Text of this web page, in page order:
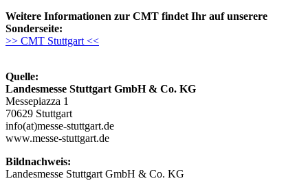
Weitere Informationen zur CMT findet Ihr auf unserere
Sonderseite:
>> CMT Stuttgart <<
Quelle:
Landesmesse Stuttgart GmbH & Co. KG
Messepiazza 1
70629 Stuttgart
info(at)messe-stuttgart.de
www.messe-stuttgart.de
Bildnachweis:
Landesmesse Stuttgart GmbH & Co. KG